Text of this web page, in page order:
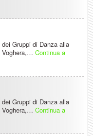
Gruppi di Danza alla
Voghera,… Continua a
Gruppi di Danza alla
Voghera,… Continua a